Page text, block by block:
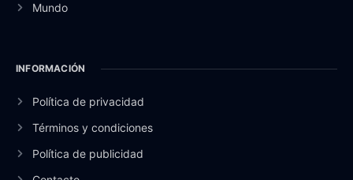
Mundo
INFORMACIÓN
Política de privacidad
Términos y condiciones
Política de publicidad